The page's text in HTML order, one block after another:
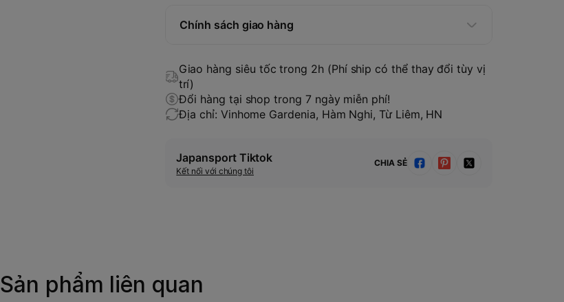
Chính sách giao hàng
Giao hàng siêu tốc trong 2h (Phí ship có thể thay đổi tùy vị
trí)
Đổi hàng tại shop trong 7 ngày miễn phí!
Địa chỉ: Vinhome Gardenia, Hàm Nghi, Từ Liêm, HN
Japansport Tiktok
Kết nối với chúng tôi
CHIA SẺ
Sản phẩm liên quan